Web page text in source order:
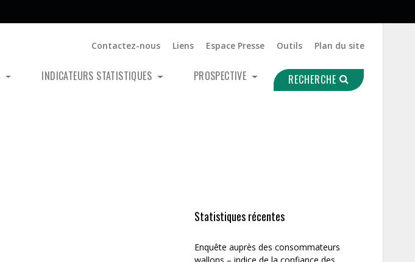
Contactez-nous Liens Espace Presse Outils Plan du site
INDICATEURS STATISTIQUES PROSPECTIVE RECHERCHE
Statistiques récentes
Enquête auprès des consommateurs